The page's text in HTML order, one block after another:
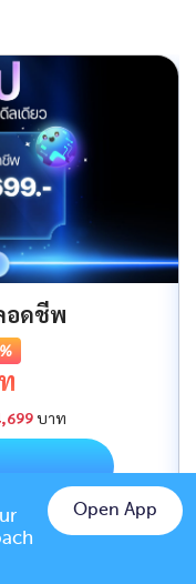
อดชีพ
บาท
Chat on LINE
Open App